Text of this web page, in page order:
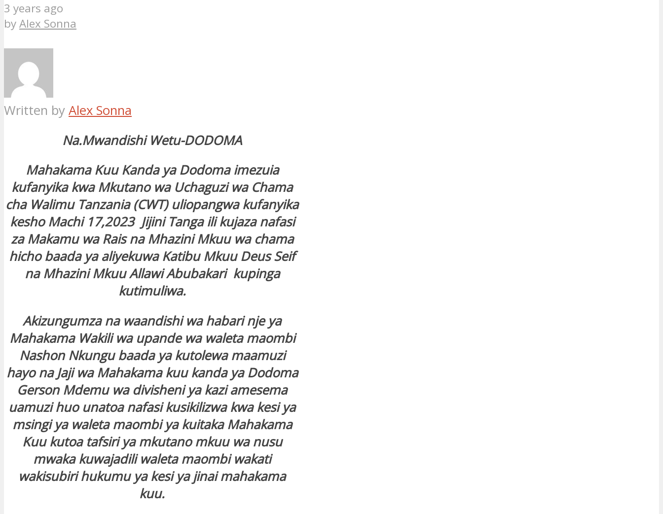
3 years ago
byAlex Sonna
Written by Alex Sonna
Na.Mwandishi Wetu-DODOMA
Mahakama Kuu Kanda ya Dodoma imezuia
kufanyika kwa Mkutano wa Uchaguzi wa Chama
cha Walimu Tanzania (CWT) uliopangwa kufanyika
kesho Machi 17,2023 Jijini Tanga ili kujaza nafasi
za Makamu wa Rais na Mhazini Mkuu wa chama
hicho baada ya aliyekuwa Katibu Mkuu Deus Seif
na Mhazini Mkuu Allawi Abubakari kupinga
kutimuliwa.
Akizungumza na waandishi wa habari nje ya
Mahakama Wakili wa upande wa waleta maombi
Nashon Nkungu baada ya kutolewa maamuzi
hayo na Jaji wa Mahakama kuu kanda ya Dodoma
Gerson Mdemu wa divisheni ya kazi amesema
uamuzi huo unatoa nafasi kusikilizwa kwa kesi ya
msingi ya waleta maombi ya kuitaka Mahakama
Kuu kutoa tafsiri ya mkutano mkuu wa nusu
mwaka kuwajadili waleta maombi wakati
wakisubiri hukumu ya kesi ya jinai mahakama
kuu.